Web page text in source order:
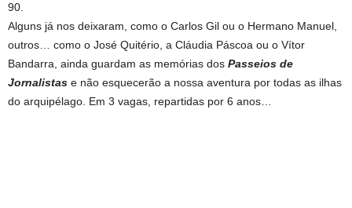
90.
Alguns já nos deixaram, como o Carlos Gil ou o Hermano Manuel,
outros… como o José Quitério, a Cláudia Páscoa ou o Vítor
Bandarra, ainda guardam as memórias dos Passeios de
Jornalistas e não esquecerão a nossa aventura por todas as ilhas
do arquipélago. Em 3 vagas, repartidas por 6 anos…